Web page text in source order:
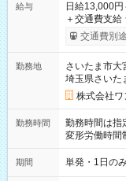
給与
日給13,000円
＋交通費支給 ★交通費全額支給！ ┗案件により規定あり ★日払
いOK！（規
ンビニATMから
交通費別
勤務地
さいたま市大
埼玉県さいた
株式会社
勤務時間
勤務時間は指
変形労働時間制 想定
～21：00
期間 単発・1日の